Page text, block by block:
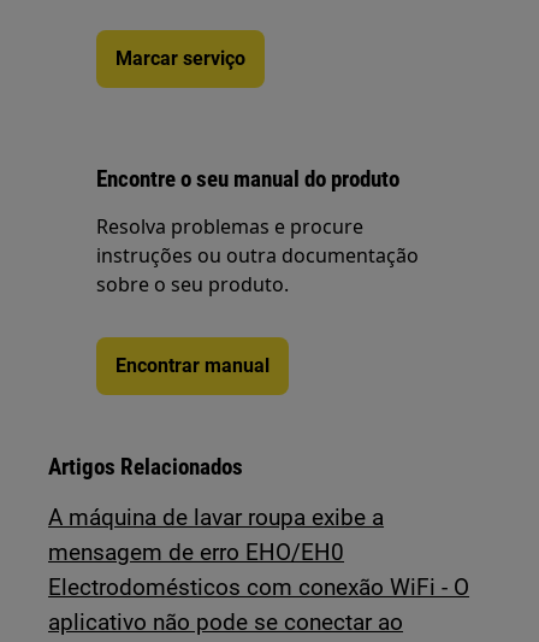
Marcar serviço
Encontre o seu manual do produto
Resolva problemas e procure
instruções ou outra documentação
sobre o seu produto.
Encontrar manual
Artigos Relacionados
A máquina de lavar roupa exibe a
mensagem de erro EHO/EH0
Electrodomésticos com conexão WiFi - O
aplicativo não pode se conectar ao